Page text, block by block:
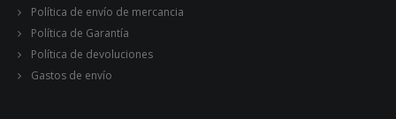
Política de envío de mercancia
Política de Garantía
Política de devoluciones
Gastos de envío